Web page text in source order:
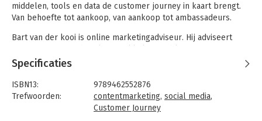
middelen, tools en data de customer journey in kaart brengt.
Van behoefte tot aankoop, van aankoop tot ambassadeurs.
Bart van der kooi is online marketingadviseur. Hij adviseert
uiteenlopende onderwerpen en geeft trainingen over
customer journeys, sociale media, contentmarketing en digitale
trends.
Weinig tijd, maar veel ambities? Informeer jezelf snel en
grondig met de boeken in de serie Digitale trends en tools in
Specificaties
ISBN13:
9789462552876
Trefwoorden:
contentmarketing, social media,
Customer Journey